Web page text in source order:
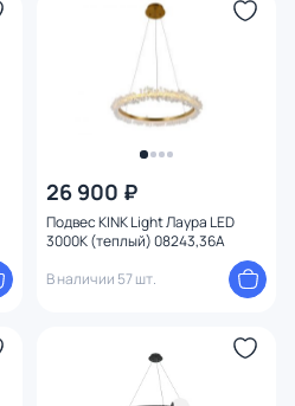
26 900 ₽
Подвес KINK Light Лаура LED
3000К (теплый) 08243,36A
В наличии 57 шт.